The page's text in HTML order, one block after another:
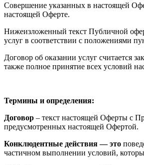
Совершение указанных в настоящей
настоящей Оферте.
Нижеизложенный текст Публичной
услуг в соответствии с положениями
Договор об оказании услуг считается
также полное принятие всех условий
Термины и определения:
Договор – текст настоящей Оферты с
предусмотренных настоящей Офертой.
Конклюдентные действия — это
частичном выполнении условий,